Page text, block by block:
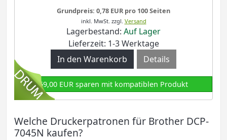
Grundpreis: 0,78 EUR pro 100 Seiten
inkl. MwSt. zzgl. Versand
Lagerbestand: Auf Lager
Lieferzeit: 1-3 Werktage
Details
69,00 EUR sparen mit kompatiblen Produkt
Welche Druckerpatronen für Brother DCP-
7045N kaufen?